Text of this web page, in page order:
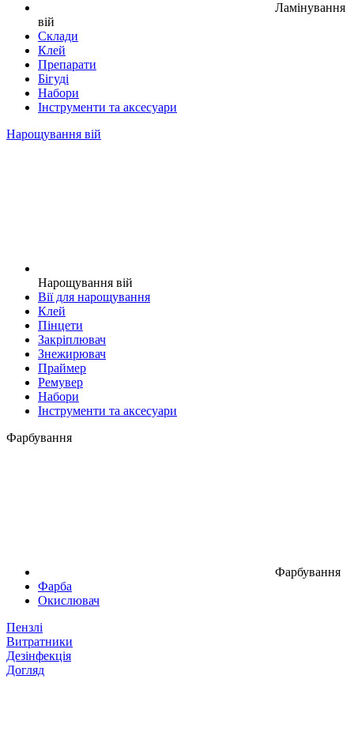
Ламінування
вій
Склади
Клей
Препарати
Бігуді
Набори
Інструменти та аксесуари
Нарощування вій
Нарощування вій
Вії для нарощування
Клей
Пінцети
Закріплювач
Знежирювач
Праймер
Ремувер
Набори
Інструменти та аксесуари
Фарбування
Фарбування
Фарба
Окислювач
Пензлі
Витратники
Дезінфекція
Догляд